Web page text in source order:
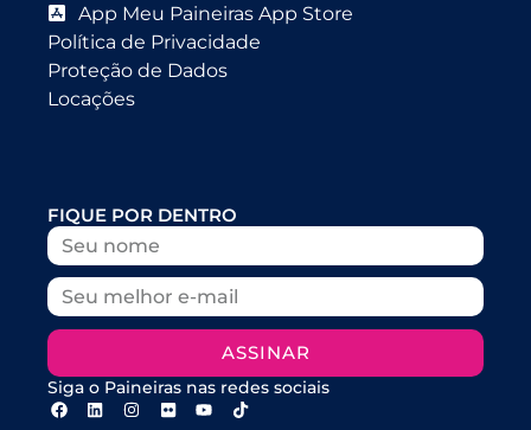
App Meu Paineiras App Store
Política de Privacidade
Proteção de Dados
Locações
FIQUE POR DENTRO
ASSINAR
Siga o Paineiras nas redes sociais